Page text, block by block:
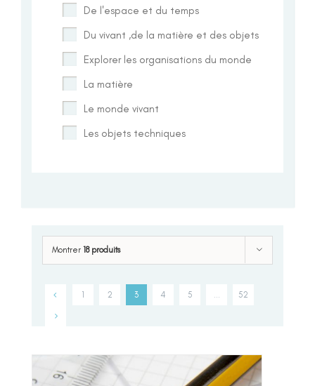
Montrer 18 produits
1 2 3 4 5 52
De l'espace et du temps
Du vivant ,de la matière et des objets
Explorer les organisations du monde
La matière
Le monde vivant
Les objets techniques